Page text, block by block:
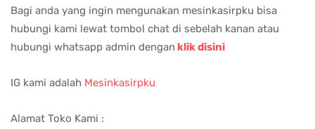
Bagi anda yang ingin mengunakan mesinkasirpku bisa
hubungi kami lewat tombol chat di sebelah kanan atau
hubungi whatsapp admin dengan klik disini
IG kami adalah Mesinkasirpku
Alamat Toko Kami :